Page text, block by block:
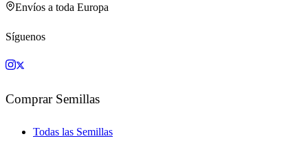
Envíos a toda Europa
Síguenos
Comprar Semillas
Todas las Semillas